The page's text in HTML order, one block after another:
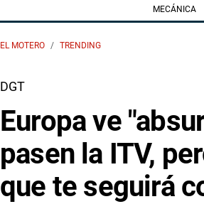
MECÁNICA
EL MOTERO TRENDING
DGT
Europa ve
pasen la ITV,
que te seguirá